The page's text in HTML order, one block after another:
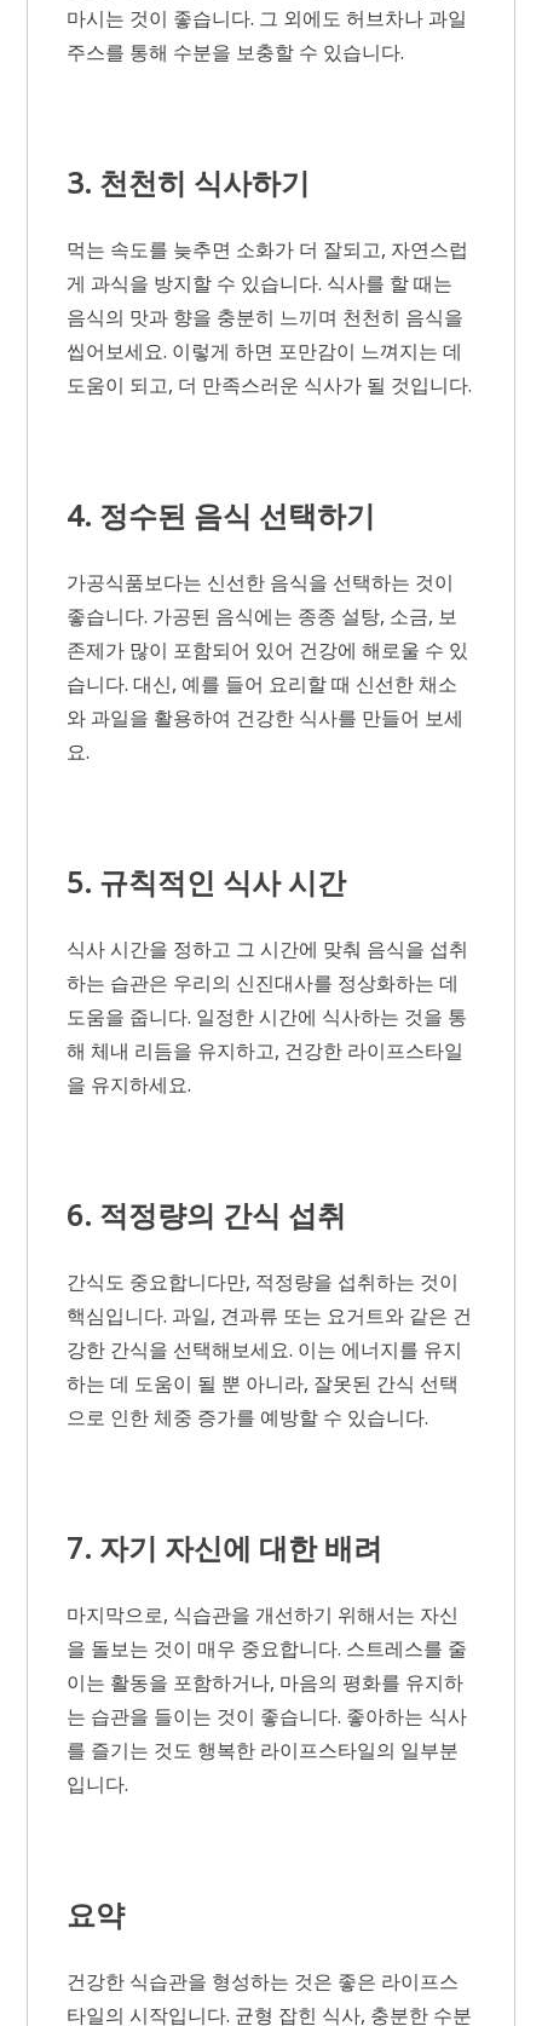
마시는 것이 좋습니다. 그 외에도 허브차나 과일
주스를 통해 수분을 보충할 수 있습니다.
3. 천천히 식사하기
먹는 속도를 늦추면 소화가 더 잘되고, 자연스럽
게 과식을 방지할 수 있습니다. 식사를 할 때는
음식의 맛과 향을 충분히 느끼며 천천히 음식을
씹어보세요. 이렇게 하면 포만감이 느껴지는 데
도움이 되고, 더 만족스러운 식사가 될 것입니다.
4. 정수된 음식 선택하기
가공식품보다는 신선한 음식을 선택하는 것이
좋습니다. 가공된 음식에는 종종 설탕, 소금, 보
존제가 많이 포함되어 있어 건강에 해로울 수 있
습니다. 대신, 예를 들어 요리할 때 신선한 채소
와 과일을 활용하여 건강한 식사를 만들어 보세
요.
5. 규칙적인 식사 시간
식사 시간을 정하고 그 시간에 맞춰 음식을 섭취
하는 습관은 우리의 신진대사를 정상화하는 데
도움을 줍니다. 일정한 시간에 식사하는 것을 통
해 체내 리듬을 유지하고, 건강한 라이프스타일
을 유지하세요.
6. 적정량의 간식 섭취
간식도 중요합니다만, 적정량을 섭취하는 것이
핵심입니다. 과일, 견과류 또는 요거트와 같은 건
강한 간식을 선택해보세요. 이는 에너지를 유지
하는 데 도움이 될 뿐 아니라, 잘못된 간식 선택
으로 인한 체중 증가를 예방할 수 있습니다.
7. 자기 자신에 대한 배려
마지막으로, 식습관을 개선하기 위해서는 자신
을 돌보는 것이 매우 중요합니다. 스트레스를 줄
이는 활동을 포함하거나, 마음의 평화를 유지하
는 습관을 들이는 것이 좋습니다. 좋아하는 식사
를 즐기는 것도 행복한 라이프스타일의 일부분
입니다.
요약
건강한 식습관을 형성하는 것은 좋은 라이프스
타일의 시작입니다. 균형 잡힌 식사, 충분한 수분